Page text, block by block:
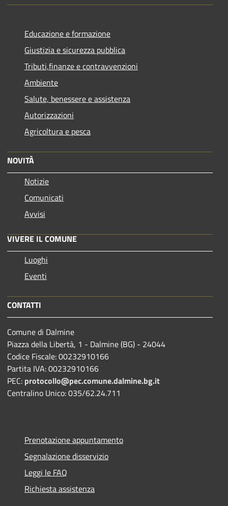
Educazione e formazione
Giustizia e sicurezza pubblica
Tributi,finanze e contravvenzioni
Ambiente
Salute, benessere e assistenza
Autorizzazioni
Agricoltura e pesca
NOVITÀ
Notizie
Comunicati
Avvisi
VIVERE IL COMUNE
Luoghi
Eventi
CONTATTI
Comune di Dalmine
Piazza della Libertà, 1 - Dalmine (BG) - 24044
Codice Fiscale: 00232910166
Partita IVA: 00232910166
PEC: protocollo@pec.comune.dalmine.bg.it
Centralino Unico: 035/62.24.711
Prenotazione appuntamento
Segnalazione disservizio
Leggi le FAQ
Richiesta assistenza